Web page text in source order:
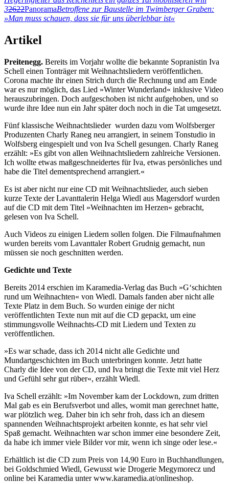
32622PanoramaBetroffene zur Baustelle im Twimberger Graben:
»Man muss schauen, dass sie für uns überlebbar ist«
Artikel
Preitenegg. Bereits im Vorjahr wollte die bekannte Sopranistin Iva
Schell einen Tonträger mit Weihnachtsliedern veröffentlichen.
Corona machte ihr einen Strich durch die Rechnung und am Ende
war es nur möglich, das Lied »Winter Wunderland« inklusive Video
herauszubringen. Doch aufgeschoben ist nicht aufgehoben, und so
wurde ihre Idee nun ein Jahr später doch noch in die Tat umgesetzt.
Fünf klassische Weihnachtslieder wurden dazu vom Wolfsberger
Produzenten Charly Raneg neu arrangiert, in seinem Tonstudio in
Wolfsberg eingespielt und von Iva Schell gesungen. Charly Raneg
erzählt: »Es gibt von allen Weihnachtsliedern zahlreiche Versionen.
Ich wollte etwas maßgeschneidertes für Iva, etwas persönliches und
habe die Titel dementsprechend arrangiert.«
Es ist aber nicht nur eine CD mit Weihnachtslieder, auch sieben
kurze Texte der Lavanttalerin Helga Wiedl aus Magersdorf wurden
auf die CD mit dem Titel »Weihnachten im Herzen« gebracht,
gelesen von Iva Schell.
Auch Videos zu einigen Liedern sollen folgen. Die Filmaufnahmen
wurden bereits vom Lavanttaler Robert Grudnig gemacht, nun
müssen sie noch geschnitten werden.
Gedichte und Texte
Bereits 2014 erschien im Karamedia-Verlag das Buch »G‘schichten
rund um Weihnachten« von Wiedl. Damals fanden aber nicht alle
Texte Platz in dem Buch. So wurden einige der nicht
veröffentlichten Texte nun mit auf die CD gepackt, um eine
stimmungsvolle Weihnachts-CD mit Liedern und Texten zu
veröffentlichen.
»Es war schade, dass ich 2014 nicht alle Gedichte und
Mundartgeschichten im Buch unterbringen konnte. Jetzt hatte
Charly die Idee von der CD, und Iva bringt die Texte mit viel Herz
und Gefühl sehr gut rüber«, erzählt Wiedl.
Iva Schell erzählt: »Im November kam der Lockdown, zum dritten
Mal gab es ein Berufsverbot und alles, womit man gerechnet hatte,
war plötzlich weg. Daher bin ich sehr froh, dass ich an diesem
spannenden Weihnachtsprojekt arbeiten konnte, es hat sehr viel
Spaß gemacht. Weihnachten war schon immer eine besondere Zeit,
da habe ich immer viele Bilder vor mir, wenn ich singe oder lese.«
Erhältlich ist die CD zum Preis von 14,90 Euro in Buchhandlungen,
bei Goldschmied Wiedl, Gewusst wie Drogerie Megymorecz und
online bei Karamedia unter www.karamedia.at/onlineshop.